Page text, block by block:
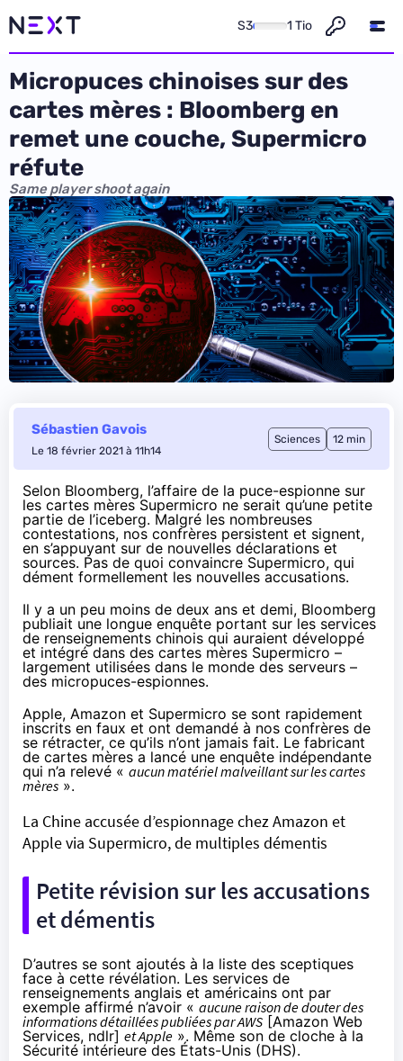
S3 1 Tio
Micropuces chinoises sur des
cartes mères : Bloomberg en
remet une couche, Supermicro
réfute
Same player shoot again
Sébastien Gavois
Le 18 février 2021 à 11h14
Sciences 12 min
Selon Bloomberg, l’affaire de la puce-espionne sur
les cartes mères Supermicro ne serait qu’une petite
partie de l’iceberg. Malgré les nombreuses
contestations, nos confrères persistent et signent,
en s’appuyant sur de nouvelles déclarations et
sources. Pas de quoi convaincre Supermicro, qui
dément formellement les nouvelles accusations.
Il y a un peu moins de deux ans et demi, Bloomberg
publiait une longue enquête portant sur les services
de renseignements chinois qui auraient développé
et intégré dans des cartes mères Supermicro –
largement utilisées dans le monde des serveurs –
des micropuces-espionnes.
Apple, Amazon et Supermicro se sont rapidement
inscrits en faux et ont demandé à nos confrères de
se rétracter, ce qu’ils n’ont jamais fait. Le fabricant
de cartes mères a lancé une enquête indépendante
qui n’a relevé « aucun matériel malveillant sur les cartes
mères ».
La Chine accusée d’espionnage chez Amazon et
Apple via Supermicro, de multiples démentis
Petite révision sur les accusations
et démentis
D’autres se sont ajoutés à la liste des sceptiques
face à cette révélation. Les services de
renseignements anglais et américains ont par
exemple affirmé n’avoir « aucune raison de douter des
informations détaillées publiées par AWS [Amazon Web
Services, ndlr] et Apple ». Même son de cloche à la
Sécurité intérieure des États-Unis (DHS).